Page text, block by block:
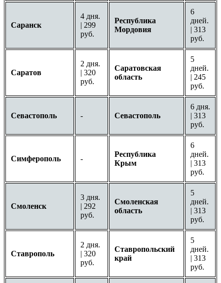
Саранск
4 дня.
| 299
руб.
Республика
Мордовия
6
дней.
| 313
руб.
Саратов
2 дня.
| 320
руб.
Саратовская
область
5
дней.
| 245
руб.
Севастополь - Севастополь
6 дня.
| 313
руб.
Симферополь -
Республика
Крым
6
дней.
| 313
руб.
Смоленск
3 дня.
| 292
руб.
Смоленская
область
5
дней.
| 313
руб.
Ставрополь
2 дня.
| 320
руб.
Ставропольский
край
5
дней.
| 313
руб.